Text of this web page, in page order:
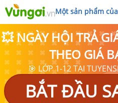
Một sản phẩm
💥 NGÀY HỘI TRẢ
THEO GIÁ
🎯 LỚP 1-12 TẠI
BẮT ĐẦU